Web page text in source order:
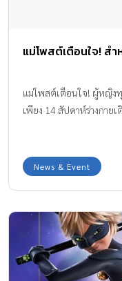
แม่โพสต์เตือนใจ! สำ
แม่โพสต์เตือนใจ! ผู้หญิง
เพียง 14 สัปดาห์ร่างกาย
News & Event